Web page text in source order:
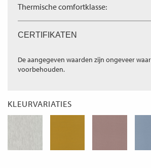
Thermische comfortklasse:
CERTIFIKATEN
De aangegeven waarden zijn ongeveer
voorbehouden.
KLEURVARIATIES